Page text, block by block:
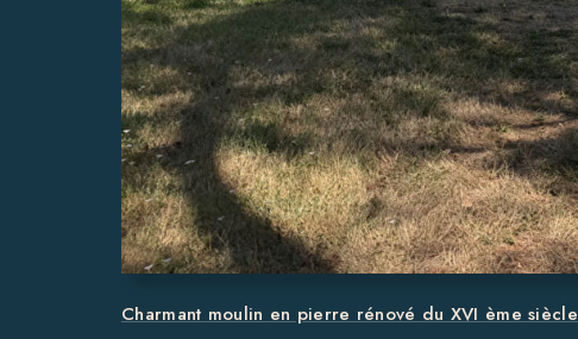
Charmant moulin en pierre rénové du XVI ème siècle